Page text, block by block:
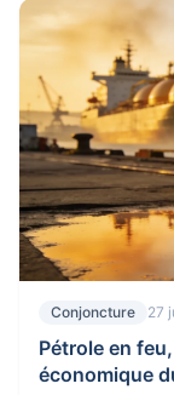
Conjoncture 27
Pétrole en
économique